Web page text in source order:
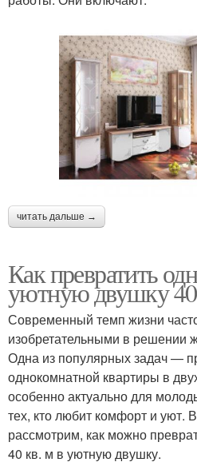
читать дальше →
Как превратить
уютную двушку
Современный темп жизни
изобретательными в решении
Одна из популярных задач —
однокомнатной квартиры в
особенно актуально для
тех, кто любит комфорт и уют.
рассмотрим, как можно
40 кв. м в уютную двушку.